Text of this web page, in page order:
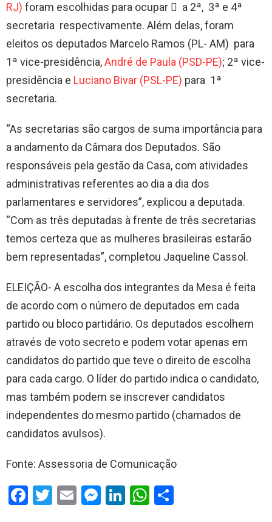
RJ) foram escolhidas para ocupar  a 2ª, 3ª e 4ª
secretaria respectivamente. Além delas, foram
eleitos os deputados Marcelo Ramos (PL- AM) para
1ª vice-presidência,André de Paula (PSD-PE); 2ª vice-
presidência e Luciano Bivar (PSL-PE) para 1ª
secretaria.
“As secretarias são cargos de suma importância para
a andamento da Câmara dos Deputados. São
responsáveis pela gestão da Casa, com atividades
administrativas referentes ao dia a dia dos
parlamentares e servidores”, explicou a deputada.
“Com as três deputadas à frente de três secretarias
temos certeza que as mulheres brasileiras estarão
bem representadas”, completou Jaqueline Cassol.
ELEIÇÃO- A escolha dos integrantes da Mesa é feita
de acordo com o número de deputados em cada
partido ou bloco partidário. Os deputados escolhem
através de voto secreto e podem votar apenas em
candidatos do partido que teve o direito de escolha
para cada cargo. O líder do partido indica o candidato,
mas também podem se inscrever candidatos
independentes do mesmo partido (chamados de
candidatos avulsos).
Fonte: Assessoria de Comunicação
F
T
E
M Li
W